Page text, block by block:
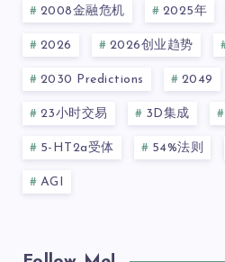
2008金融危机 2025年
2026 2026创业趋势
2030 Predictions 2049
23小时交易 3D集成
5-HT2a受体 54%法则
AGI